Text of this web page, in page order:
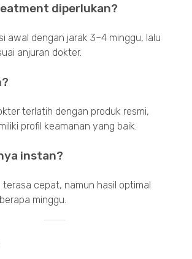
diperlukan?
awal dengan jarak 3–4 minggu, lalu
anjuran dokter.
terlatih dengan produk resmi,
profil keamanan yang baik.
instan?
terasa cepat, namun hasil optimal
minggu.